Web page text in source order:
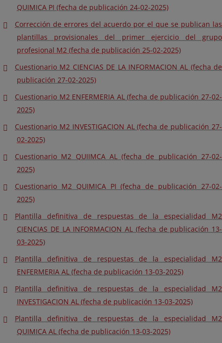
QUIMICA PI (fecha de publicación 24-02-2025)
Corrección de errores del acuerdo por el que se publican las
plantillas provisionales del primer ejercicio del grupo
profesional M2 (fecha de publicación 25-02-2025)
Cuestionario M2 CIENCIAS DE LA INFORMACION AL (fecha de
publicación 27-02-2025)
Cuestionario M2 ENFERMERIA AL (fecha de publicación 27-02-
2025)
Cuestionario M2 INVESTIGACION AL (fecha de publicación 27-
02-2025)
Cuestionario M2 QUIIMCA AL (fecha de publicación 27-02-
2025)
Cuestionario M2 QUIMICA PI (fecha de publicación 27-02-
2025)
Plantilla definitiva de respuestas de la especialidad M2
CIENCIAS DE LA INFORMACION AL (fecha de publicación 13-
03-2025)
Plantilla definitiva de respuestas de la especialidad M2
ENFERMERIA AL (fecha de publicación 13-03-2025)
Plantilla definitiva de respuestas de la especialidad M2
INVESTIGACION AL (fecha de publicación 13-03-2025)
Plantilla definitiva de respuestas de la especialidad M2
QUIMICA AL (fecha de publicación 13-03-2025)